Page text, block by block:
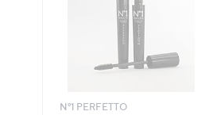
N°1 PERFETTO